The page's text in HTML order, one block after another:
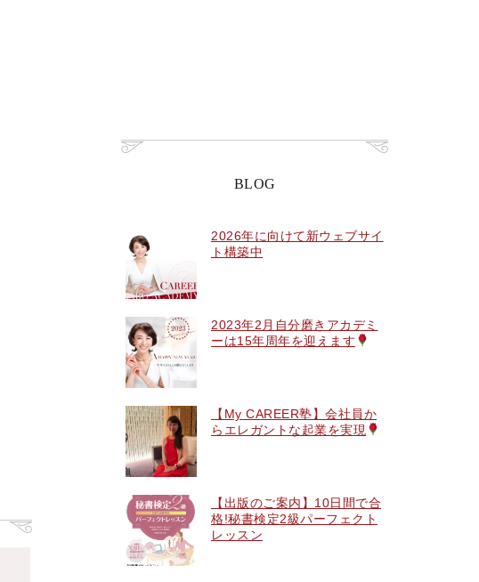
BLOG
2026年に向けて新ウェブサイ
ト構築中
2023年2月自分磨きアカデミ
ーは15年周年を迎えます
【My CAREER塾】会社員か
らエレガントな起業を実現
【出版のご案内】10日間で合
格!秘書検定2級パーフェクト
レッスン